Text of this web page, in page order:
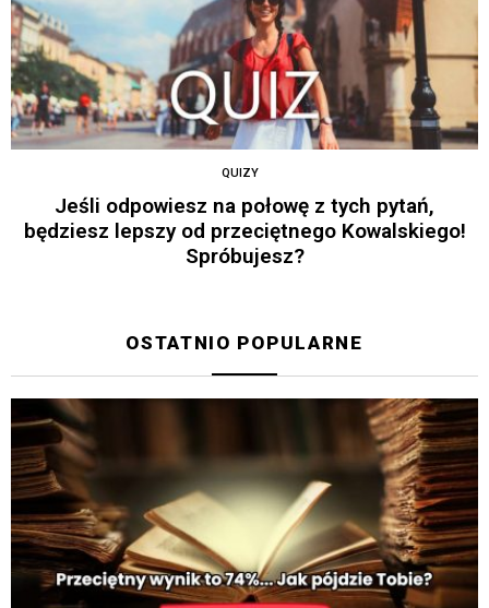
QUIZY
Jeśli odpowiesz na połowę z tych pytań,
będziesz lepszy od przeciętnego Kowalskiego!
Spróbujesz?
OSTATNIO POPULARNE